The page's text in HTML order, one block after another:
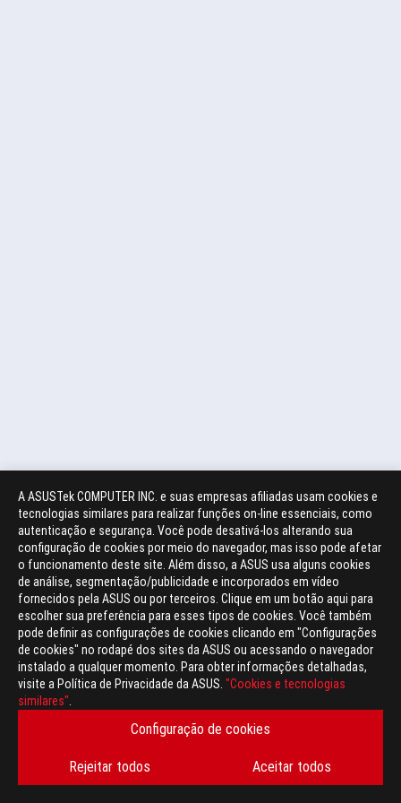
A ASUSTek COMPUTER INC. e suas empresas afiliadas usam cookies e
tecnologias similares para realizar funções on-line essenciais, como
autenticação e segurança. Você pode desativá-los alterando sua
configuração de cookies por meio do navegador, mas isso pode afetar
o funcionamento deste site. Além disso, a ASUS usa alguns cookies
de análise, segmentação/publicidade e incorporados em vídeo
fornecidos pela ASUS ou por terceiros. Clique em um botão aqui para
escolher sua preferência para esses tipos de cookies. Você também
pode definir as configurações de cookies clicando em "Configurações
de cookies" no rodapé dos sites da ASUS ou acessando o navegador
instalado a qualquer momento. Para obter informações detalhadas,
visite a Política de Privacidade da ASUS. "Cookies e tecnologias
similares".
Configuração de cookies
Rejeitar todos Aceitar todos